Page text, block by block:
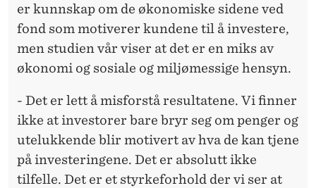
er kunnskap om de økonomiske sidene ved
fond som motiverer kundene til å investere,
men studien vår viser at det er en miks av
økonomi og sosiale og miljømessige hensyn.
- Det er lett å misforstå resultatene. Vi finner
ikke at investorer bare bryr seg om penger og
utelukkende blir motivert av hva de kan tjene
på investeringene. Det er absolutt ikke
tilfelle. Det er et styrkeforhold der vi ser at